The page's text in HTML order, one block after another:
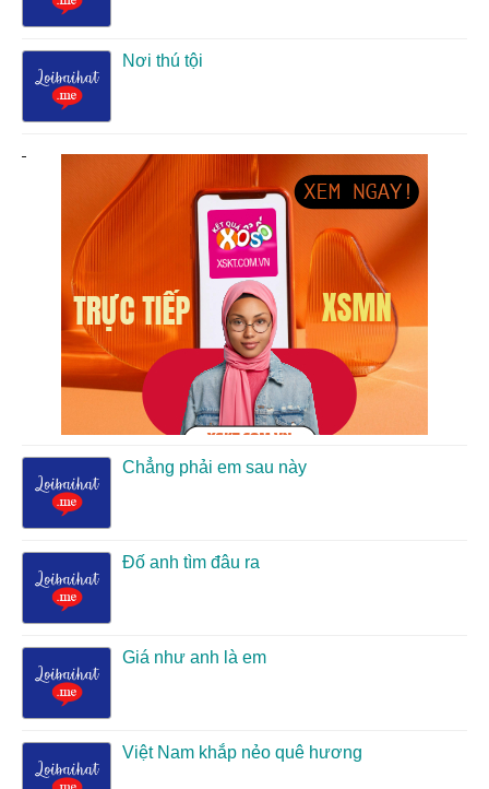
Nơi thú tội
Chẳng phải em sau này
Đố anh tìm đâu ra
Giá như anh là em
Việt Nam khắp nẻo quê hương